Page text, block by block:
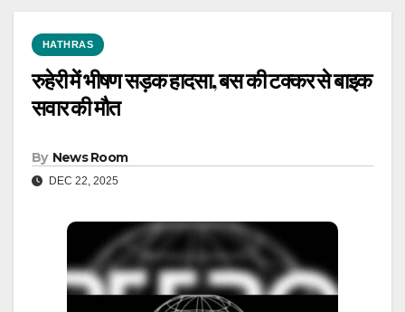
HATHRAS
रुहेरी में भीषण सड़क हादसा, बस की टक्कर से बाइक
सवार की मौत
By News Room
DEC 22, 2025